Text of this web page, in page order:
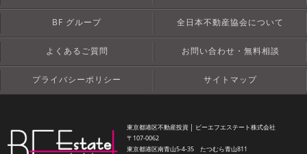
BF グループ 全日本不動産協会について
よくあるご質問 お問い合わせ・無料相談
プライバシーポリシー サイトマップ
東京都港区不動産投資 │ ビーエフエステート株式会社
〒107-0062
東京都港区南青山5-4-35 たつむら青山811